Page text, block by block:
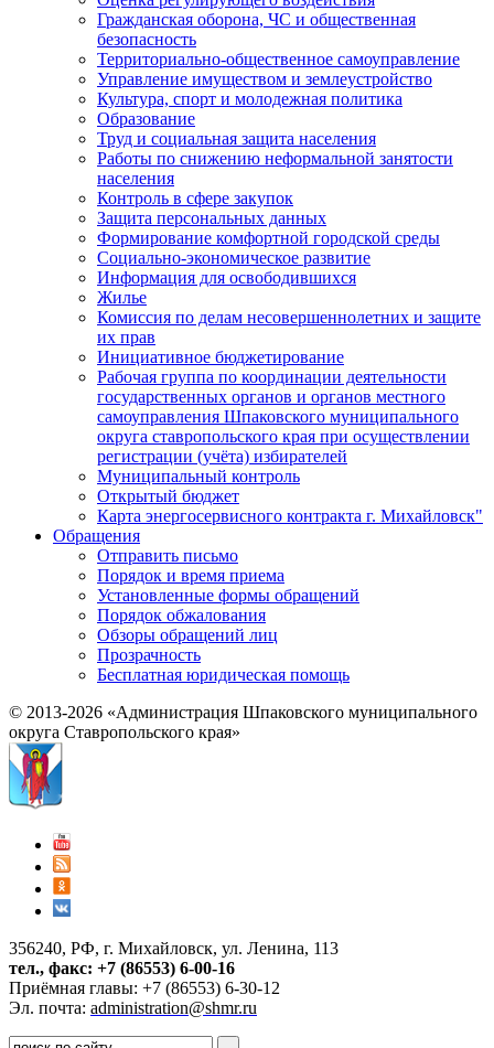
Гражданская оборона, ЧС и общественная
безопасность
Территориально-общественное самоуправление
Управление имуществом и землеустройство
Культура, спорт и молодежная политика
Образование
Труд и социальная защита населения
Работы по снижению неформальной занятости
населения
Контроль в сфере закупок
Защита персональных данных
Формирование комфортной городской среды
Социально-экономическое развитие
Информация для освободившихся
Жилье
Комиссия по делам несовершеннолетних и защите
их прав
Инициативное бюджетирование
Рабочая группа по координации деятельности
государственных органов и органов местного
самоуправления Шпаковского муниципального
округа ставропольского края при осуществлении
регистрации (учёта) избирателей
Муниципальный контроль
Открытый бюджет
Карта энергосервисного контракта г. Михайловск"
Обращения
Отправить письмо
Порядок и время приема
Установленные формы обращений
Порядок обжалования
Обзоры обращений лиц
Прозрачность
Бесплатная юридическая помощь
© 2013-2026 «Администрация Шпаковского муниципального
округа Ставропольского края»
356240, РФ, г. Михайловск, ул. Ленина, 113
тел., факс: +7 (86553) 6-00-16
Приёмная главы: +7 (86553) 6-30-12
Эл. почта: administration@shmr.ru